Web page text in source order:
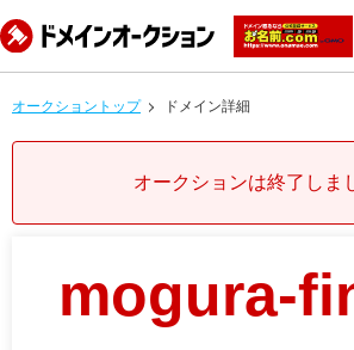
オークショントップ ドメイン詳細
オークションは終了しま
mogura-